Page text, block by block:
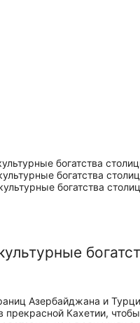
Азербайджана и
Кахетии,